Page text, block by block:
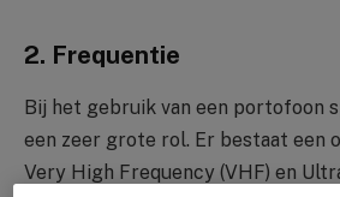
2. Frequentie
Bij het gebruik van een portofoon
een zeer grote rol. Er bestaat een
Very High Frequency (VHF) en